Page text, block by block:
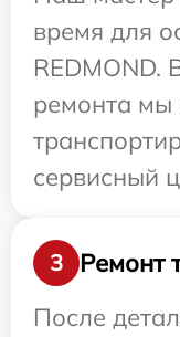
время для
REDMOND.
ремонта мы
сервисный
3
Ремонт
После